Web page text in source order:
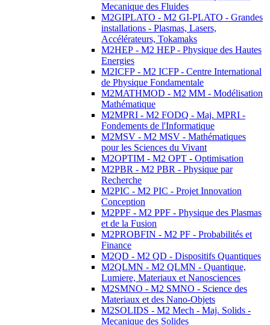
Mecanique des Fluides
M2GIPLATO - M2 GI-PLATO - Grandes
installations - Plasmas, Lasers,
Accélérateurs, Tokamaks
M2HEP - M2 HEP - Physique des Hautes
Energies
M2ICFP - M2 ICFP - Centre International
de Physique Fondamentale
M2MATHMOD - M2 MM - Modélisation
Mathématique
M2MPRI - M2 FODQ - Maj. MPRI -
Fondements de l'Informatique
M2MSV - M2 MSV - Mathématiques
pour les Sciences du Vivant
M2OPTIM - M2 OPT - Optimisation
M2PBR - M2 PBR - Physique par
Recherche
M2PIC - M2 PIC - Projet Innovation
Conception
M2PPF - M2 PPF - Physique des Plasmas
et de la Fusion
M2PROBFIN - M2 PF - Probabilités et
Finance
M2QD - M2 QD - Dispositifs Quantiques
M2QLMN - M2 QLMN - Quantique,
Lumiere, Materiaux et Nanosciences
M2SMNO - M2 SMNO - Science des
Materiaux et des Nano-Objets
M2SOLIDS - M2 Mech - Maj. Solids -
Mecanique des Solides